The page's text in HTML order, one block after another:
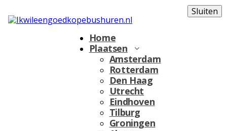
Home
Plaatsen
Amsterdam
Rotterdam
Den Haag
Utrecht
Eindhoven
Tilburg
Groningen
Sluiten